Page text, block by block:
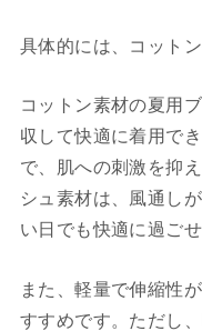
具体的には、コット
コットン素材の夏用
収して快適に着用で
で、肌への刺激を抑
シュ素材は、風通し
い日でも快適に過ごせ
また、軽量で伸縮性
すすめです。ただし